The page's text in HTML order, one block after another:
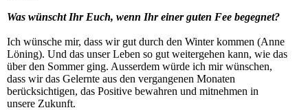
Was wünscht Ihr Euch, wenn Ihr einer guten Fee begegnet?
Ich wünsche mir, dass wir gut durch den Winter kommen (Anne
Löning). Und das unser Leben so gut weitergehen kann, wie das
über den Sommer ging. Ausserdem würde ich mir wünschen,
dass wir das Gelernte aus den vergangenen Monaten
berücksichtigen, das Positive bewahren und mitnehmen in
unsere Zukunft.